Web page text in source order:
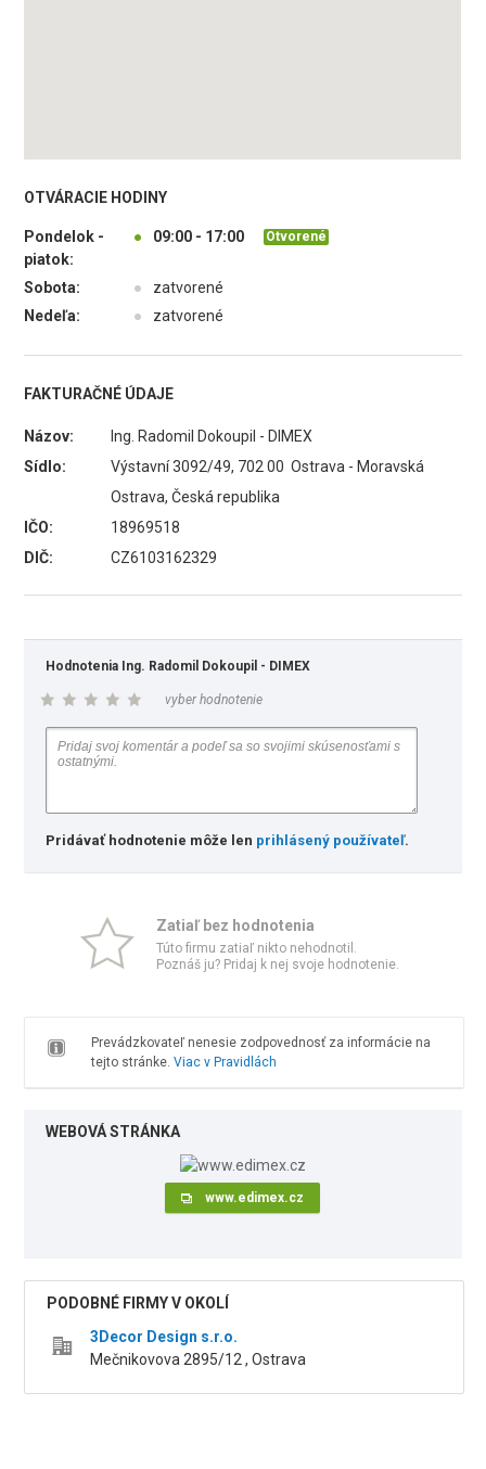
OTVÁRACIE HODINY
Pondelok -
piatok:
● 09:00 - 17:00 Otvorené
Sobota: ●
zatvorené
Nedeľa:
● zatvorené
FAKTURAČNÉ ÚDAJE
Názov:
Ing. Radomil Dokoupil - DIMEX
Sídlo:
Výstavní 3092/49, 702 00 Ostrava - Moravská
Ostrava, Česká republika
IČO:
18969518
DIČ:
CZ6103162329
Hodnotenia Ing. Radomil Dokoupil - DIMEX
vyber hodnotenie
Pridávať hodnotenie môže len prihlásený používateľ.
Zatiaľ bez hodnotenia
Túto firmu zatiaľ nikto nehodnotil.
Poznáš ju? Pridaj k nej svoje hodnotenie.
Prevádzkovateľ nenesie zodpovednosť za informácie na
tejto stránke. Viac v Pravidlách
WEBOVÁ STRÁNKA
www.edimex.cz
PODOBNÉ FIRMY V OKOLÍ
3Decor Design s.r.o.
Mečnikovova 2895/12 , Ostrava